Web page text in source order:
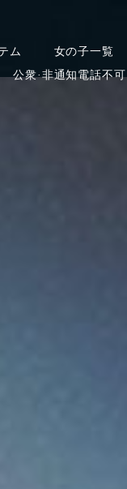
ム 女の子一覧
公衆·非通知電話不可